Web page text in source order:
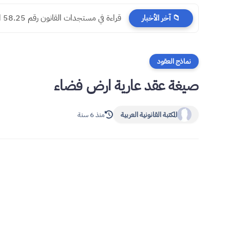
📁 آخر الأخبار ​قراءة في مستجدات القانون رقم 58.25 المتعلق بالمسطرة المدنية
نماذج العقود
صيغة عقد عارية ارض فضاء
المكتبة القانونية العربية منذ 6 سنة